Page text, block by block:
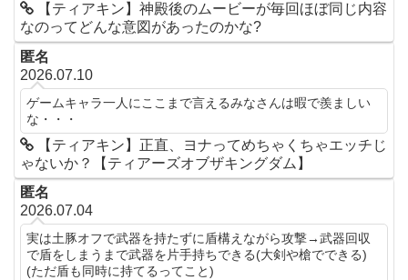
【ティアキン】神殿後のムービーが毎回ほぼ同じ内容
なのってどんな意図があったのかな?
匿名
2026.07.10
ゲームキャラ一人にここまで言えるみなさんは暇で羨ましい
な・・・
【ティアキン】正直、ヨナってめちゃくちゃエッチじ
ゃないか？【ティアーズオブザキングダム】
匿名
2026.07.04
実は土豚オフで武器を持たずに盾構えながら攻撃→武器回収
で盾をしまうまで武器を片手持ちできる(大剣や槍でできる)
(ただ盾も同時に持てるってこと)